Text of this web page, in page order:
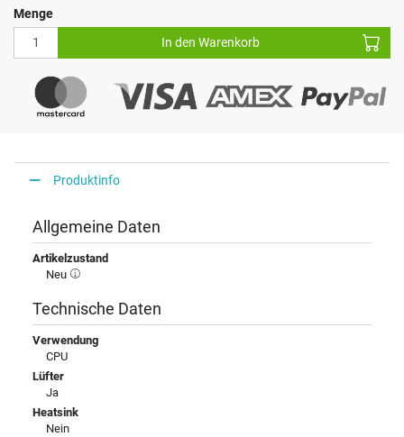
Menge
In den Warenkorb
Produktinfo
Allgemeine Daten
Artikelzustand
Neu
Technische Daten
Verwendung
CPU
Lüfter
Ja
Heatsink
Nein